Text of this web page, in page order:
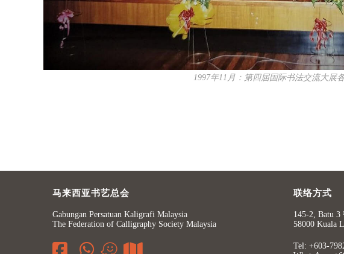
1997年11月：第四届国际书法交流大展
马来西亚书艺总会
Gabungan Persatuan Kaligrafi Malaysia
The Federation of Calligraphy Society Malaysia
联络方式
145-2, Batu 3
58000 Kuala
Tel: +603-